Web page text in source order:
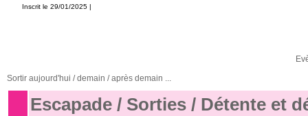
Inscrit le 29/01/2025 |
Sortir aujourd'hui / demain / après demain ...
Escapade / Sorties / Détente et